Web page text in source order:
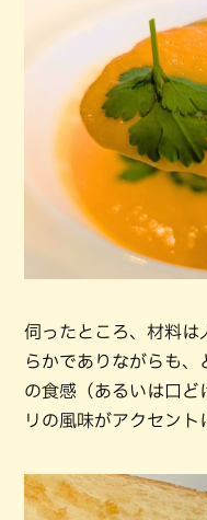
伺ったところ、材料は
らかでありながらも
の食感（あるいは口ど
リの風味がアクセント